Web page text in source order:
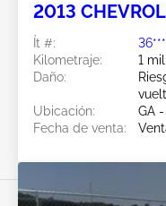
2013
Ít #:
Kilometraje:
1
Daño:
Ubicación:
GA
Fecha de venta: